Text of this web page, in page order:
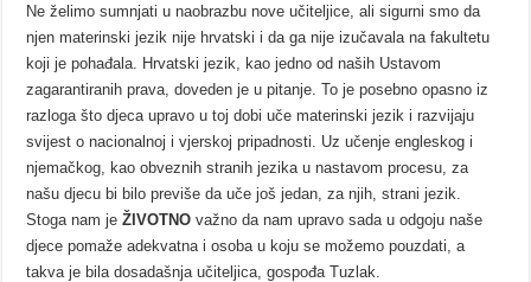
Ne želimo sumnjati u naobrazbu nove učiteljice, ali sigurni smo da
njen materinski jezik nije hrvatski i da ga nije izučavala na fakultetu
koji je pohađala. Hrvatski jezik, kao jedno od naših Ustavom
zagarantiranih prava, doveden je u pitanje. To je posebno opasno iz
razloga što djeca upravo u toj dobi uče materinski jezik i razvijaju
svijest o nacionalnoj i vjerskoj pripadnosti. Uz učenje engleskog i
njemačkog, kao obveznih stranih jezika u nastavom procesu, za
našu djecu bi bilo previše da uče još jedan, za njih, strani jezik.
Stoga nam jeŽIVOTNO važno da nam upravo sada u odgoju naše
djece pomaže adekvatna i osoba u koju se možemo pouzdati, a
takva je bila dosadašnja učiteljica, gospođa Tuzlak.